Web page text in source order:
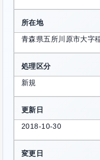
所在地
青森県五所川原市大字
処理区分
新規
更新日
2018-10-30
変更日